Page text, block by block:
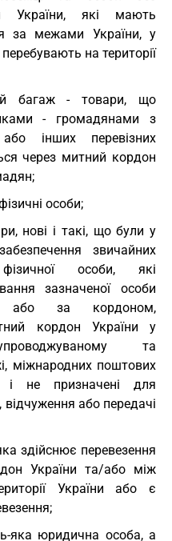
України, які мають
за межами України, у
на території
багаж - товари, що
- громадянами з
інших перевізних
через митний кордон
особи;
нові і такі, що були у
звичайних
особи, які
зазначеної особи
або за кордоном,
кордон України у
та
міжнародних поштових
і не призначені для
відчуження або передачі
здійснює перевезення
України та/або між
України або є
яка юридична особа, а